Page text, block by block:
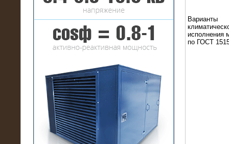
17.10.2016
Резистивный высоковольтный
нагрузочный модуль 5 МВт
(напряжение 6/10 кВ)
Варианты
исполнения
по ГОСТ